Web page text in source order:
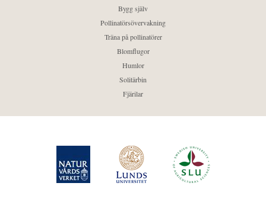
Bygg själv
Pollinatörsövervakning
Träna på pollinatörer
Blomflugor
Humlor
Solitärbin
Fjärilar